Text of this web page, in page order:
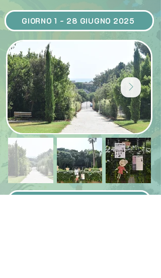
GIORNO 1 - 28 GIUGNO 2025